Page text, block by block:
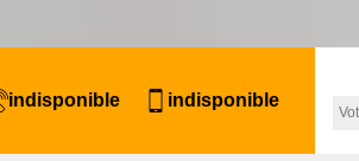
indisponible indisponible